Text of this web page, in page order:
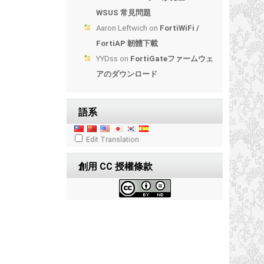
WSUS 常見問題
Aaron Leftwich on FortiWiFi /
FortiAP 韌體下載
YYDss on FortiGateファームウェ
アのダウンロード
語系
Edit Translation
創用 CC 授權條款